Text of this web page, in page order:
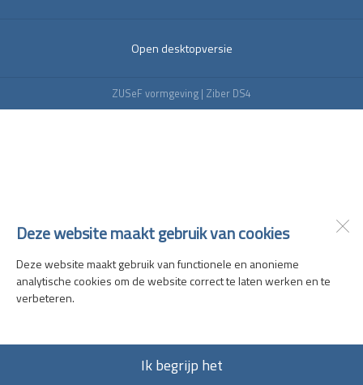
Deze website maakt gebruik van cookies
Deze website maakt gebruik van functionele en anonieme
analytische cookies om de website correct te laten werken en te
verbeteren.
Ik begrijp het
Open desktopversie
ZUSeF vormgeving | Ziber DS4